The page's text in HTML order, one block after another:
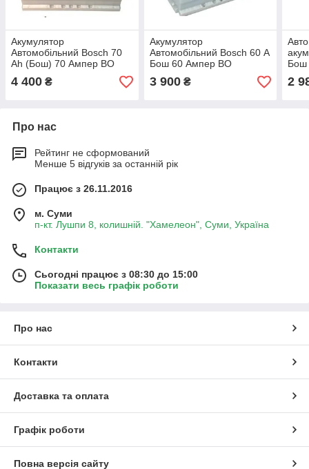
Акумулятор
Автомобільний Bosch 70
Ah (Бош) 70 Ампер BO
0092S40260
4 400 ₴
Акумулятор
Автомобільний Bosch 60 А
Бош 60 Ампер BO
0092S40040
3 900₴
Бош
2
Про нас
Рейтинг не сформований
Менше 5 відгуків за останній рік
Працює з 26.11.2016
м. Суми
п-кт. Лушпи 8, колишній. "Хамелеон", Суми, Україна
Контакти
Сьогодні працює з 08:30 до 15:00
Показати весь графік роботи
Про нас
Контакти
Доставка та оплата
Графік роботи
Повна версія сайту